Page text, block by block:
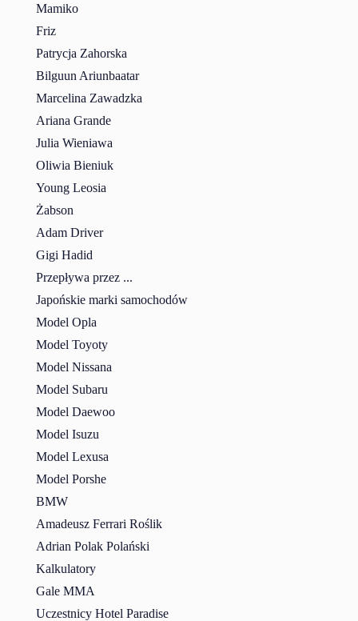
Mamiko
Friz
Patrycja Zahorska
Bilguun Ariunbaatar
Marcelina Zawadzka
Ariana Grande
Julia Wieniawa
Oliwia Bieniuk
Young Leosia
Żabson
Adam Driver
Gigi Hadid
Przepływa przez ...
Japońskie marki samochodów
Model Opla
Model Toyoty
Model Nissana
Model Subaru
Model Daewoo
Model Isuzu
Model Lexusa
Model Porshe
BMW
Amadeusz Ferrari Roślik
Adrian Polak Polański
Kalkulatory
Gale MMA
Uczestnicy Hotel Paradise